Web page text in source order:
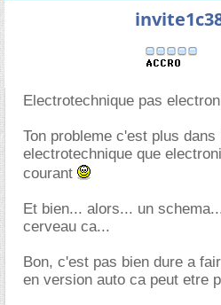
Electrotechnique pas
Ton probleme c'est plus dans
electrotechnique que
courant
Et bien... alors... un
cerveau ca...
Bon, c'est pas bien dure a
en version auto ca peut etre